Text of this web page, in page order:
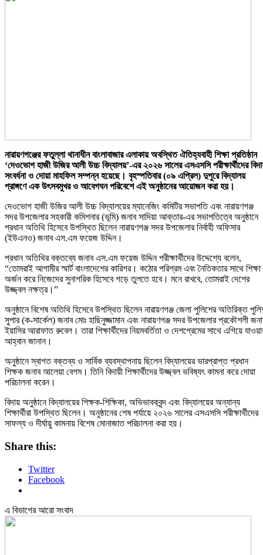
নারায়ণগঞ্জের ফতুল্লা থানাধীন বাংলাবাজার এলাকায় অবস্থিত ঐতিহ্যবাহী শিক্ষা প্রতিষ্ঠান
‘দেওভোগ হাজী উজির আলী উচ্চ বিদ্যালয়’-এর ২০২৬ সালের এসএসসি পরীক্ষার্থীদের
সংবর্ধনা ও দোয়া মাহফিল সম্পন্ন হয়েছে। বৃহস্পতিবার (০৯ এপ্রিল) দুপুরে বিদ্যালয়
প্রাঙ্গণে এক উৎসবমুখর ও আবেগঘন পরিবেশে এই অনুষ্ঠানের আয়োজন করা হয়।
দেওভোগ হাজী উজির আলী উচ্চ বিদ্যালয়ের ম্যানেজিং কমিটির সভাপতি এবং নারায়ণগঞ্জ
সদর উপজেলার সহকারী কমিশনার (ভূমি) জনাব সাদিয়া আক্তার-এর সভাপতিত্বে অনুষ্ঠানে
প্রধান অতিথি হিসেবে উপস্থিত ছিলেন নারায়ণগঞ্জ সদর উপজেলার নির্বাহী অফিসার
(ইউএনও) জনাব এস.এম ফয়েজ উদ্দিন।
প্রধান অতিথির বক্তব্যে জনাব এস.এম ফয়েজ উদ্দিন পরীক্ষার্থীদের উদ্দেশ্যে বলেন,
“তোমরাই আগামীর স্মার্ট বাংলাদেশের কারিগর। কঠোর পরিশ্রম এবং নৈতিকতার সাথে শিক্ষা
অর্জন করে নিজেদের সুনাগরিক হিসেবে গড়ে তুলতে হবে। মনে রাখবে, তোমরাই দেশের
উজ্জ্বল নক্ষত্র।”
অনুষ্ঠানে বিশেষ অতিথি হিসেবে উপস্থিত ছিলেন নারায়ণগঞ্জ জেলা পুলিশের অতিরিক্ত
সুপার (ক-সার্কেল) জনাব মোঃ হাছিনুজ্জামান এবং নারায়ণগঞ্জ সদর উপজেলার প্রকৌশলী
ইয়াসির আরাফাত রুবেল। তারা শিক্ষার্থীদের নিয়মবর্তিতা ও দেশপ্রেমের সাথে এগিয়ে
আহ্বান জানান।
অনুষ্ঠানে স্বাগত বক্তব্য ও সার্বিক ব্যবস্থাপনায় ছিলেন বিদ্যালয়ের ভারপ্রাপ্ত প্রধান
শিক্ষক জনাব আলেয়া বেগম। তিনি বিদায়ী শিক্ষার্থীদের উজ্জ্বল ভবিষ্যৎ কামনা করে দোয়া
পরিচালনা করেন।
বিদায় অনুষ্ঠানে বিদ্যালয়ের শিক্ষক-শিক্ষিকা, অভিভাবকবৃন্দ এবং বিদ্যালয়ের অন্যান্য
শিক্ষার্থীরা উপস্থিত ছিলেন। অনুষ্ঠানের শেষ পর্যায়ে ২০২৬ সালের এসএসসি পরীক্ষার্থীদের
সাফল্য ও দীর্ঘায়ু কামনায় বিশেষ মোনাজাত পরিচালনা করা হয়।
Share this:
Twitter
Facebook
এ বিভাগের আরো সংবাদ